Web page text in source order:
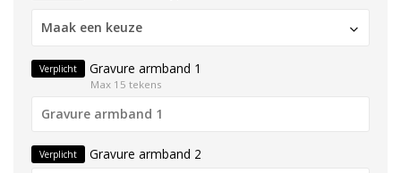
Maak een keuze
Verplicht Gravure armband 1
Max 15 tekens
Verplicht Gravure armband 2